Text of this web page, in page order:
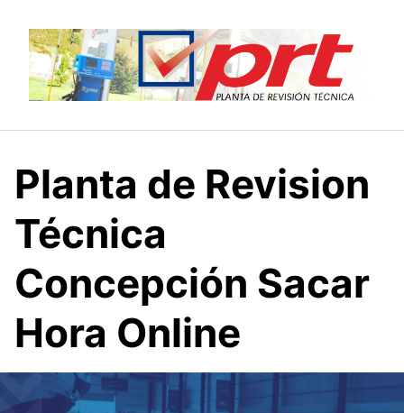
contenido
Planta de Revision
Técnica
Concepción Sacar
Hora Online